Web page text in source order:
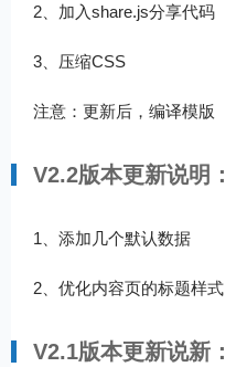
2、加入share.js分享代码
3、压缩CSS
注意：更新后，编译模版
V2.2版本更新说明：
1、添加几个默认数据
2、优化内容页的标题样式
V2.1版本更新说新：